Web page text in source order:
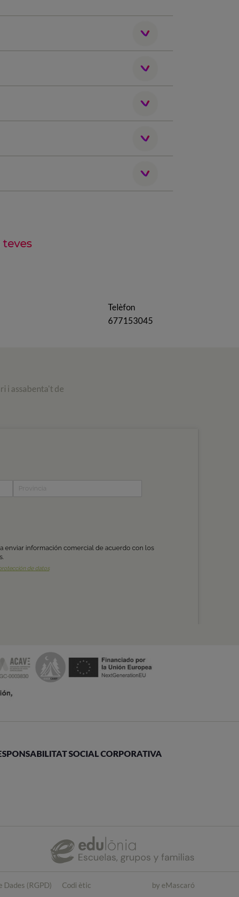
Telèfon
677153045
i assabenta't de
SOCIAL CORPORATIVA
Dades (RGPD) Codi ètic by eMascaró